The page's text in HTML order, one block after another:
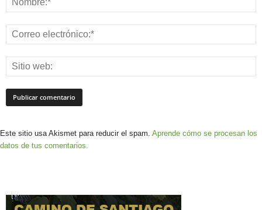
Este sitio usa Akismet para reducir el spam. Aprende cómo se procesan los
datos de tus comentarios.